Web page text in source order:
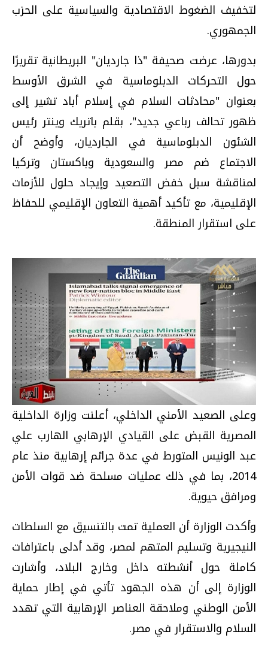
لتخفيف الضغوط الاقتصادية والسياسية على الحزب
الجمهوري.
بدورها، عرضت صحيفة "ذا جارديان" البريطانية تقريرًا
حول التحركات الدبلوماسية في الشرق الأوسط
بعنوان "محادثات السلام في إسلام أباد تشير إلى
ظهور تحالف رباعي جديد"، بقلم باتريك وينتر رئيس
الشئون الدبلوماسية في الجارديان، وأوضح أن
الاجتماع ضم مصر والسعودية وباكستان وتركيا
لمناقشة سبل خفض التصعيد وإيجاد حلول للأزمات
الإقليمية، مع تأكيد أهمية التعاون الإقليمي للحفاظ
على استقرار المنطقة.
وعلى الصعيد الأمني الداخلي، أعلنت وزارة الداخلية
المصرية القبض على القيادي الإرهابي الهارب علي
عبد الونيس المتورط في عدة جرائم إرهابية منذ عام
2014، بما في ذلك عمليات مسلحة ضد قوات الأمن
ومرافق حيوية.
وأكدت الوزارة أن العملية تمت بالتنسيق مع السلطات
النيجيرية وتسليم المتهم لمصر، وقد أدلى باعترافات
كاملة حول أنشطته داخل وخارج البلاد، وأشارت
الوزارة إلى أن هذه الجهود تأتي في إطار حماية
الأمن الوطني وملاحقة العناصر الإرهابية التي تهدد
السلام والاستقرار في مصر.